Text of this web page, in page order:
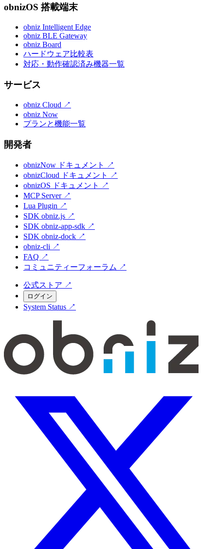
obnizOS 搭載端末
obniz Intelligent Edge
obniz BLE Gateway
obniz Board
ハードウェア比較表
対応・動作確認済み機器一覧
サービス
obniz Cloud ↗
obniz Now
プランと機能一覧
開発者
obnizNow ドキュメント
↗
obnizCloud ドキュメント
↗
obnizOS ドキュメント
↗
MCP Server ↗
Lua Plugin ↗
SDK obniz.js ↗
SDK obniz-app-sdk ↗
SDK obniz-dock ↗
obniz-cli ↗
FAQ ↗
コミュニティーフォーラム ↗
公式ストア ↗
ログイン
System Status ↗